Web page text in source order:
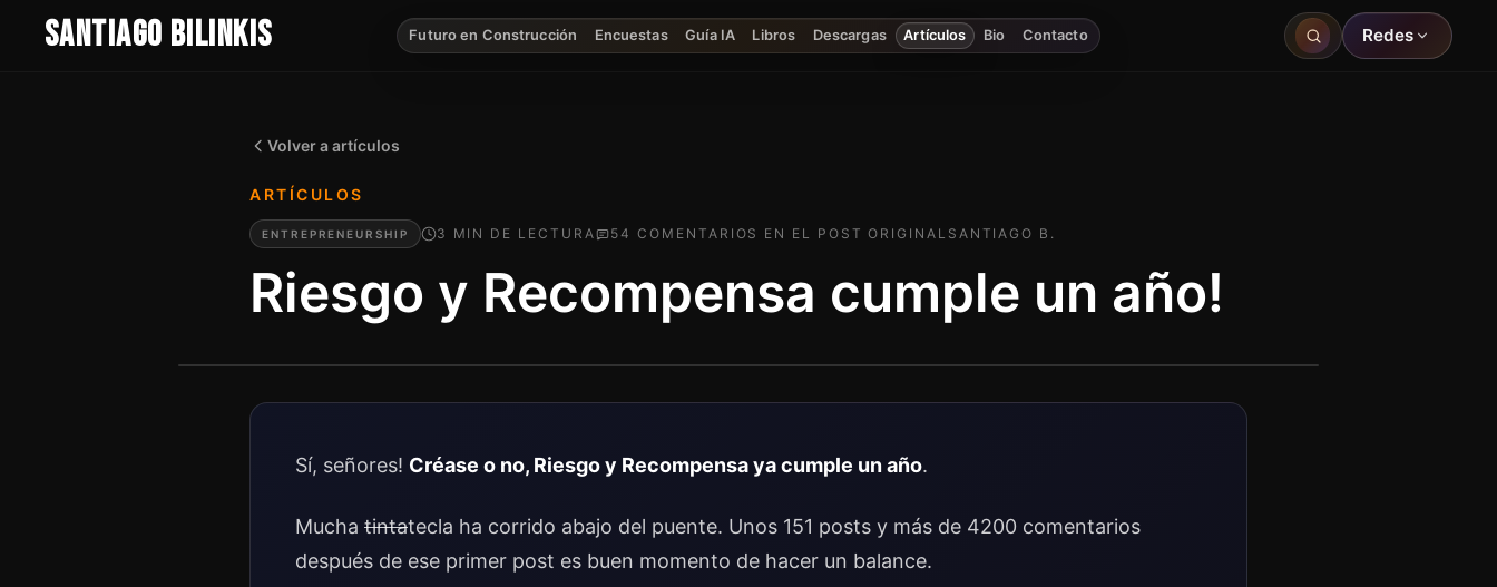
SANTIAGO BILINKIS Futuro en Construcción Encuestas Guía IA Libros Descargas Artículos Bio Contacto Redes
Volver a artículos
ARTÍCULOS
ENTREPRENEURSHIP 3 MIN DE LECTURA 54 COMENTARIOS EN EL POST ORIGINAL SANTIAGO B.
Riesgo y Recompensa cumple un año!
Sí, señores! Créase o no, Riesgo y Recompensa ya cumple un año.
Mucha tintatecla ha corrido abajo del puente. Unos 151 posts y más de 4200 comentarios
después de ese primer post es buen momento de hacer un balance.